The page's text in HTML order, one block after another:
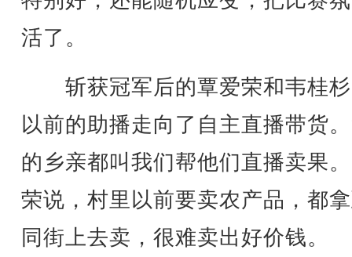
活了。
斩获冠军后的覃爱荣和韦桂
以前的助播走向了自主直播带货
的乡亲都叫我们帮他们直播卖果
荣说，村里以前要卖农产品，都
同街上去卖，很难卖出好价钱。